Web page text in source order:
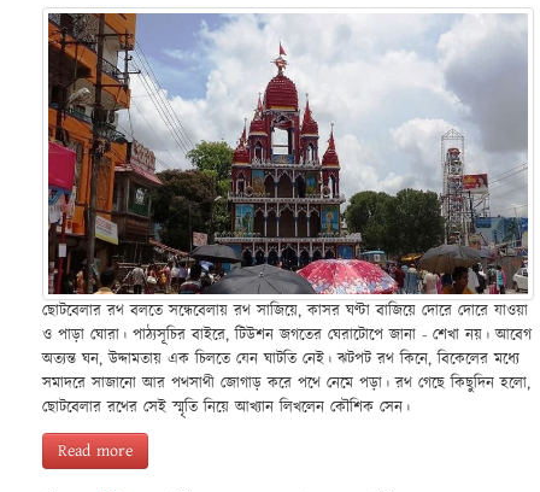
ছোটবেলার রথ বলতে সন্ধেবেলায় রথ সাজিয়ে, কাসর ঘণ্টা বাজিয়ে দোরে দোরে যাওয়া
ও পাড়া ঘোরা। পাঠ্যসূচির বাইরে, টিউশন জগতের ঘেরাটোপে জানা - শেখা নয়। আবেগ
অত্যন্ত ঘন, উদ্দামতায় এক চিলতে যেন ঘাটতি নেই। ঝটপট রথ কিনে, বিকেলের মধ্যে
সমাদরে সাজানো আর পথসাথী জোগাড় করে পথে নেমে পড়া। রথ গেছে কিছুদিন হলো,
ছোটবেলার রথের সেই স্মৃতি নিয়ে আখ্যান লিখলেন কৌশিক সেন।
Read more